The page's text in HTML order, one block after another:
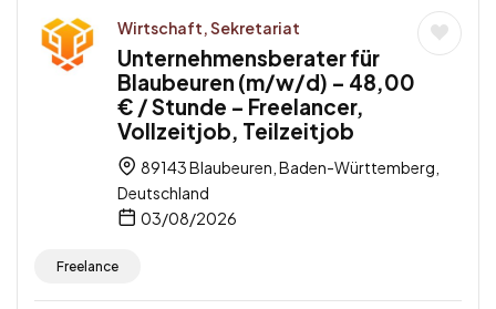
Wirtschaft, Sekretariat
Unternehmensberater für
Blaubeuren (m/w/d) – 48,00
€ / Stunde – Freelancer,
Vollzeitjob, Teilzeitjob
89143 Blaubeuren, Baden-Württemberg,
Deutschland
03/08/2026
Freelance